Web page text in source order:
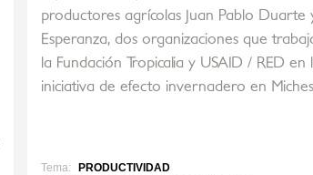
productores agrícolas Juan Pablo Duarte
Esperanza, dos organizaciones que
la Fundación Tropicalia y USAID / RED en
iniciativa de efecto invernadero en
Tema:
PRODUCTIVIDAD